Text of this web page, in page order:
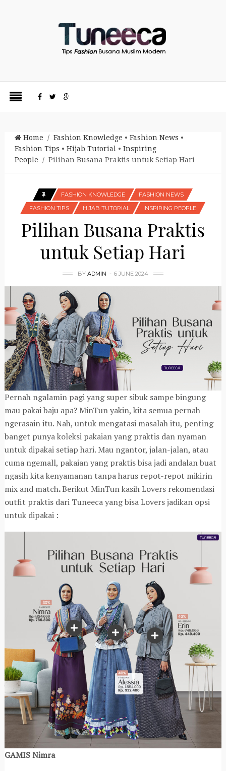
Home / Fashion Knowledge • Fashion News •
Fashion Tips • Hijab Tutorial • Inspiring
People / Pilihan Busana Praktis untuk Setiap Hari
FASHION KNOWLEDGE
FASHION NEWS
FASHION TIPS
HIJAB TUTORIAL INSPIRING PEOPLE
Pilihan Busana Praktis
untuk Setiap Hari
BY ADMIN 6 JUNE 2024
Pernah ngalamin pagi yang super sibuk sampe bingung
mau pakai baju apa? MinTun yakin, kita semua pernah
ngerasain itu. Nah, untuk mengatasi masalah itu, penting
banget punya koleksi pakaian yang praktis dan nyaman
untuk dipakai setiap hari. Mau ngantor, jalan-jalan, atau
cuma ngemall, pakaian yang praktis bisa jadi andalan buat
ngasih kita kenyamanan tanpa harus repot-repot mikirin
mix and match.Berikut MinTun kasih Lovers rekomendasi
outfit praktis dari Tuneeca yang bisa Lovers jadikan opsi
untuk dipakai :
GAMIS Nimra